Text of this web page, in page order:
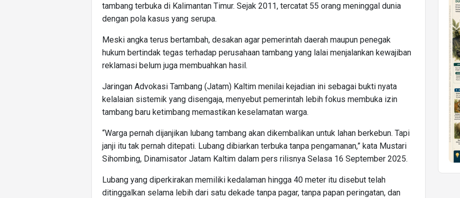
tambang terbuka di Kalimantan Timur. Sejak 2011, tercatat 55 orang meninggal dunia
dengan pola kasus yang serupa.
Meski angka terus bertambah, desakan agar pemerintah daerah maupun penegak
hukum bertindak tegas terhadap perusahaan tambang yang lalai menjalankan kewajiban
reklamasi belum juga membuahkan hasil.
Jaringan Advokasi Tambang (Jatam) Kaltim menilai kejadian ini sebagai bukti nyata
kelalaian sistemik yang disengaja, menyebut pemerintah lebih fokus membuka izin
tambang baru ketimbang memastikan keselamatan warga.
“Warga pernah dijanjikan lubang tambang akan dikembalikan untuk lahan berkebun. Tapi
janji itu tak pernah ditepati. Lubang dibiarkan terbuka tanpa pengamanan,” kata Mustari
Sihombing, Dinamisator Jatam Kaltim dalam pers rilisnya Selasa 16 September 2025.
Lubang yang diperkirakan memiliki kedalaman hingga 40 meter itu disebut telah
ditinggalkan selama lebih dari satu dekade tanpa pagar, tanpa papan peringatan, dan